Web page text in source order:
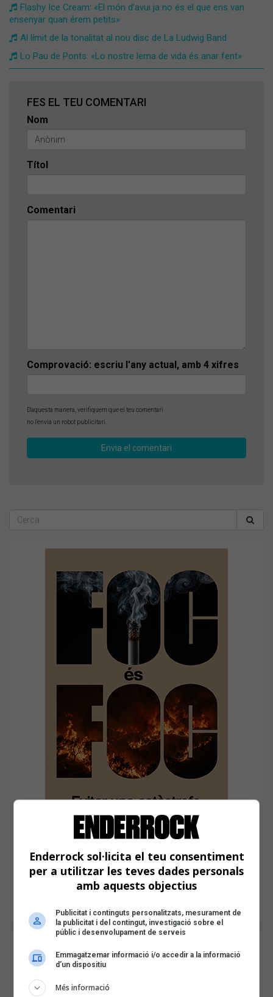
Flashy Ice Cream: «El món d’avui ja no és el que ens van
ensenyar quan érem petits»
Al límit de la tonalitat al nou disc de La Ludwig Band
Lo Pau de Ponts: «Lo nostre lema de vida és anar fent»
FES EL TEU COMENTARI
Nom
Títol
Comentari
Comprovació: escriu l'any actual, amb 4 xifres
D'aquesta manera, verifiquem que el teu comentari
no l'envia un robot publicitari.
Enderrock sol·licita el teu consentiment
per a utilitzar les teves dades personals
amb aquests objectius
Publicitat i continguts personalitzats, mesurament de
la publicitat i del contingut, investigació sobre el
públic i desenvolupament de serveis
Emmagatzemar informació i/o accedir a la informació
d’un dispositiu
Més informació